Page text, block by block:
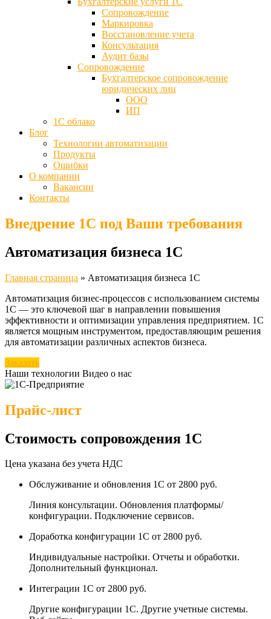
Сопровождение
Маркировка
Восстановление учета
Консультация
Аудит базы
Cопровождение
Бухгалтерское сопровождение
юридических лиц
ООО
ИП
1С облако
Блог
Технологии автоматизации
Продукты
Ошибки
О компании
Вакансии
Контакты
Внедрение 1С под Ваши требования
Автоматизация бизнеса 1С
Главная страница » Автоматизация бизнеса 1С
Автоматизация бизнес-процессов с использованием системы
1С — это ключевой шаг в направлении повышения
эффективности и оптимизации управления предприятием. 1С
является мощным инструментом, предоставляющим решения
для автоматизации различных аспектов бизнеса.
Заказать
Наши технологии Видео о нас
Прайс-лист
Стоимость сопровождения 1С
Цена указана без учета НДС
Обслуживание и обновления 1С от 2800 руб.
Линия консультации. Обновления платформы/
конфигурации. Подключение сервисов.
Доработка конфигурации 1С от 2800 руб.
Индивидуальные настройки. Отчеты и обработки.
Дополнительный функционал.
Интеграции 1С от 2800 руб.
Другие конфигурации 1С. Другие учетные системы.